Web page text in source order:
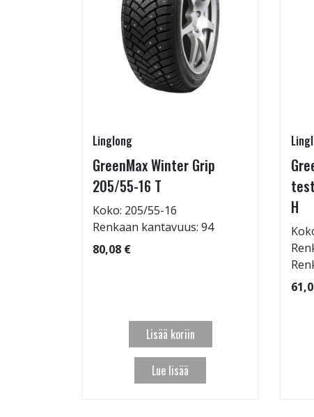
Linglong
GreenMax Winter Grip
205/55-16 T
Koko: 205/55-16
Renkaan kantavuus: 94
80,08 €
Lisää koriin
Lue lisää
H